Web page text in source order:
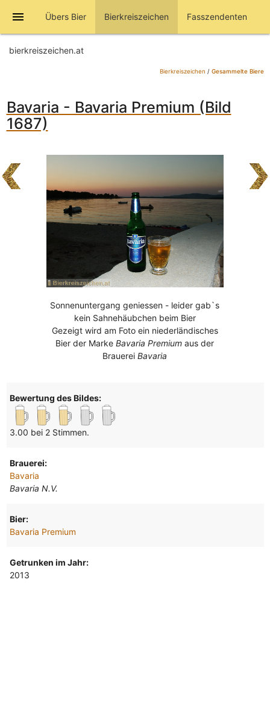
menu Übers Bier Bierkreiszeichen Fasszendenten
bierkreiszeichen.at
Bierkreiszeichen / Gesammelte Biere
Bavaria - Bavaria Premium (Bild
1687)
Sonnenuntergang geniessen - leider gab`s
kein Sahnehäubchen beim Bier
Gezeigt wird am Foto ein niederländisches
Bier der MarkeBavaria Premium aus der
BrauereiBavaria
Bewertung des Bildes:
3.00 bei 2 Stimmen.
Brauerei:
Bavaria
Bavaria N.V.
Bier:
Bavaria Premium
Getrunken im Jahr:
2013